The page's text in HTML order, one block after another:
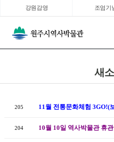
강원감영 조엄기
새
205 11월 전통문화체험 3GO!(
204 10월 10일 역사박물관 휴